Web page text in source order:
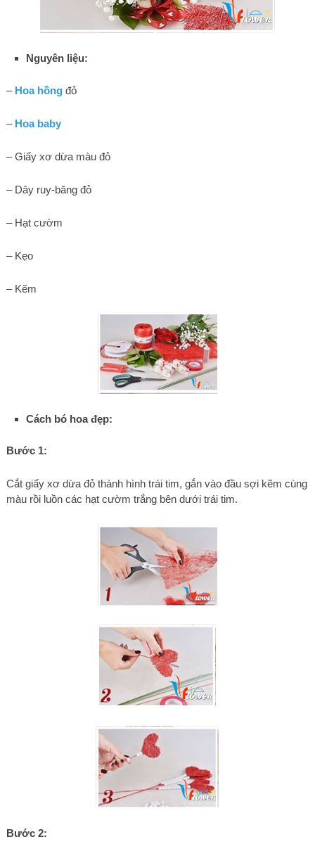
Nguyên liệu:
– Hoa hồngđỏ
– Hoa baby
– Giấy xơ dừa màu đỏ
– Dây ruy-băng đỏ
– Hạt cườm
– Kẹo
– Kẽm
Cách bó hoa đẹp:
Bước 1:
Cắt giấy xơ dừa đỏ thành hình trái tim, gắn vào đầu sợi kẽm cùng
màu rồi luồn các hạt cườm trắng bên dưới trái tim.
Bước 2: